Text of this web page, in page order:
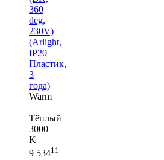
360
deg,
230V)
(Arlight,
IP20
Пластик,
3
года)
Warm
|
Тёплый
3000
K
9 53411